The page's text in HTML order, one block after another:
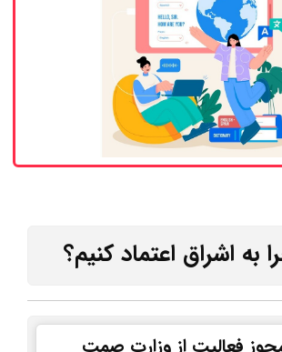
به اشراق اعتماد کنیم؟
فعالیت از وزارت صمت